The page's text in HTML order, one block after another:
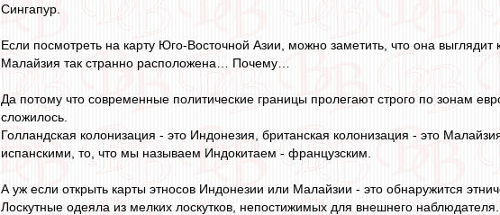
Сингапур.
Если посмотреть на карту Юго-Восточной Азии, можно заметить, что она
Малайзия так странно расположена… Почему…
Да потому что современные политические границы пролегают строго по зонам
сложилось.
Голландская колонизация - это Индонезия, британская колонизация - это
испанскими, то, что мы называем Индокитаем - французским.
А уж если открыть карты этносов Индонезии или Малайзии - это обнаружится
Лоскутные одеяла из мелких лоскутков, непостижимых для внешнего наблюдателя.